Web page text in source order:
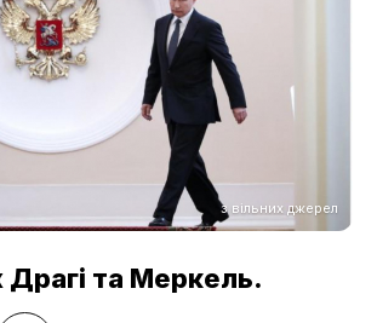
з вільних джерел
та Меркель.